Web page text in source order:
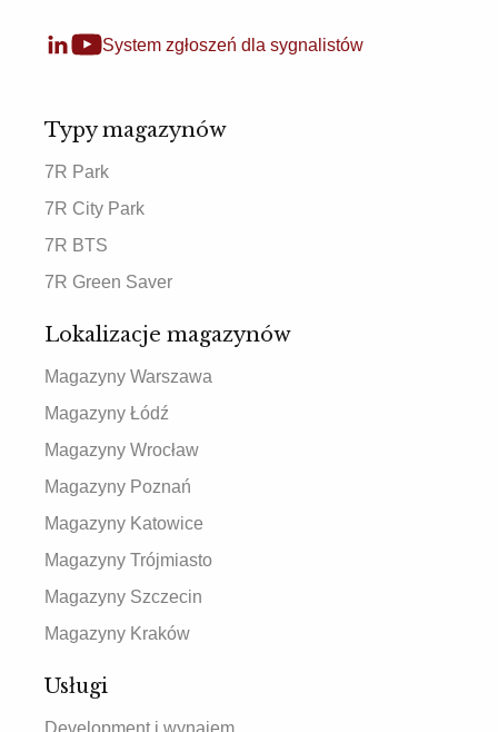
System zgłoszeń dla sygnalistów
Typy magazynów
7R Park
7R City Park
7R BTS
7R Green Saver
Lokalizacje magazynów
Magazyny Warszawa
Magazyny Łódź
Magazyny Wrocław
Magazyny Poznań
Magazyny Katowice
Magazyny Trójmiasto
Magazyny Szczecin
Magazyny Kraków
Usługi
Development i wynajem